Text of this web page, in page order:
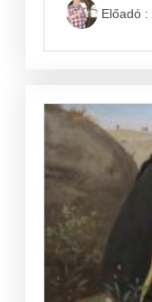
Előadó :